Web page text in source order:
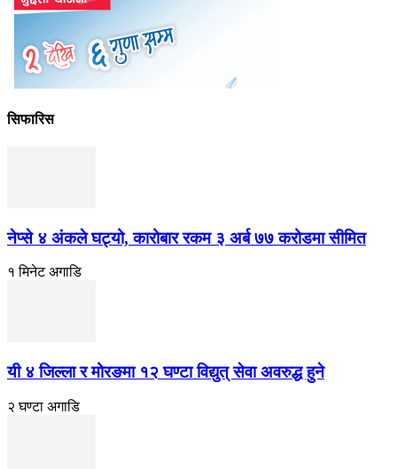
सिफारिस
नेप्से ४ अंकले घट्यो, कारोबार रकम ३ अर्ब ७७ करोडमा सीमित
१ मिनेट अगाडि
यी ४ जिल्ला र मोरङमा १२ घण्टा विद्युत् सेवा अवरुद्ध हुने
२ घण्टा अगाडि